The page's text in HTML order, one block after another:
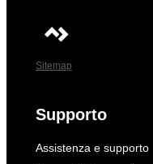
Sitemap
Supporto
Assistenza e supporto